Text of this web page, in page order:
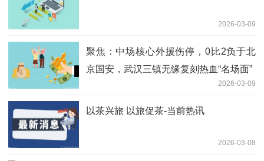
2026-03-09
聚焦：中场核心外援伤停，0比2负于北
京国安，武汉三镇无缘复刻热血“名场面”
2026-03-09
以茶兴旅 以旅促茶-当前热讯
2026-03-08